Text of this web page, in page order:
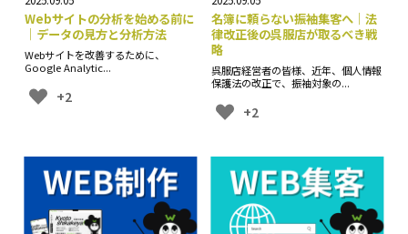
Webサイトの分析を始める前に
｜データの見方と分析方法
Webサイトを改善するために、
Google Analytic...
+2
名簿に頼らない振袖集客へ｜法
律改正後の呉服店が取るべき戦
略
呉服店経営者の皆様、近年、個人情報
保護法の改正で、振袖対象の...
+2